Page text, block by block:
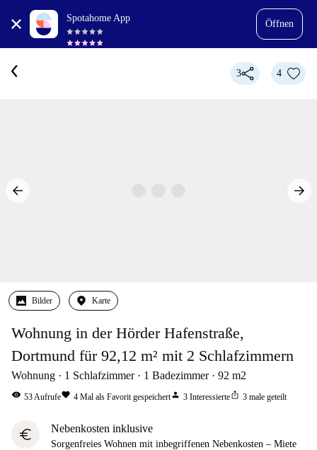
Spotahome App
Öffnen
3 4
Bilder Karte
Wohnung in der Hörder Hafenstraße,
Dortmund für 92,12 m² mit 2 Schlafzimmern
Wohnung 1 Schlafzimmer 1 Badezimmer 92 m2
visibility 53Aufrufefavorite 4 Mal als Favorit gespeichertperson 3 Interessierteios_share 3 male geteilt
euro Nebenkosten inklusive
Sorgenfreies Wohnen mit inbegriffenen Nebenkosten – Miete